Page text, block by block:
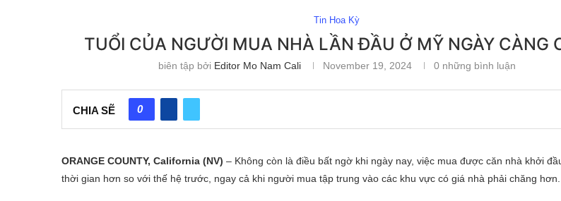
Tin Hoa Kỳ
TUỔI CỦA NGƯỜI MUA NHÀ LẦN ĐẦU Ở MỸ NGÀY CÀNG
biên tập bởi Editor Mo Nam Cali November 19, 2024 0 những bình luận
CHIA SẼ 0
ORANGE COUNTY, California (NV) – Không còn là điều bất ngờ khi ngày nay, việc mua được căn nhà khởi
thời gian hơn so với thế hệ trước, ngay cả khi người mua tập trung vào các khu vực có giá nhà phải chăng hơn.